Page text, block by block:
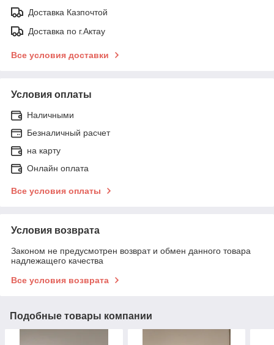
Доставка Казпочтой
Доставка по г.Актау
Все условия доставки
Условия оплаты
Наличными
Безналичный расчет
на карту
Онлайн оплата
Все условия оплаты
Условия возврата
Законом не предусмотрен возврат и обмен данного товара
надлежащего качества
Все условия возврата
Подобные товары компании